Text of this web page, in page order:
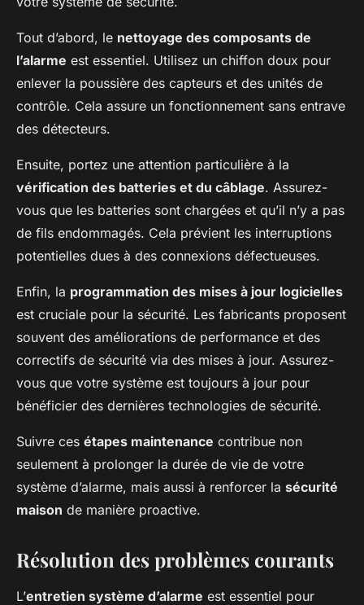
Tout d’abord, le nettoyage des composants de
l’alarme est essentiel. Utilisez un chiffon doux pour
enlever la poussière des capteurs et des unités de
contrôle. Cela assure un fonctionnement sans entrave
des détecteurs.
Ensuite, portez une attention particulière à la
vérification des batteries et du câblage. Assurez-
vous que les batteries sont chargées et qu’il n’y a pas
de fils endommagés. Cela prévient les interruptions
potentielles dues à des connexions défectueuses.
Enfin, la programmation des mises à jour logicielles
est cruciale pour la sécurité. Les fabricants proposent
souvent des améliorations de performance et des
correctifs de sécurité via des mises à jour. Assurez-
vous que votre système est toujours à jour pour
bénéficier des dernières technologies de sécurité.
Suivre ces étapes maintenance contribue non
seulement à prolonger la durée de vie de votre
système d’alarme, mais aussi à renforcer la sécurité
maison de manière proactive.
Résolution des problèmes courants
L’entretien système d’alarme est essentiel pour